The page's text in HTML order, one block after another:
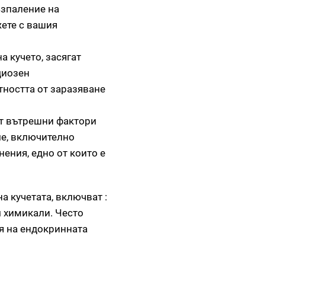
на
с вашия
кучето, засягат
от заразяване
вътрешни фактори
включително
едно от които е
кучетата, включват :
химикали. Често
на ендокринната